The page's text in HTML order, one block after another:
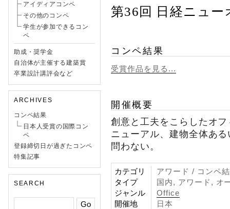
アイディアコンペ
その他のコンペ
学生が参加できるコン
ペ
助成・奨学金
自治体が主催する建築賞
卒業設計講評会など
ARCHIVES
コンペ結果
日本人受賞の国際コン
ペ
登録締切日が過ぎたコンペ
特集記事
SEARCH
第36回 日経ニュー
コンペ結果
受賞作品を見る...
開催概要
創意と工夫をこらしたオ
ニューアル、建物全体あ
問わない。
カテゴリ
アワード / コンペ
タイプ
国内, アワード, オ
ジャンル
Office
開催地
日本